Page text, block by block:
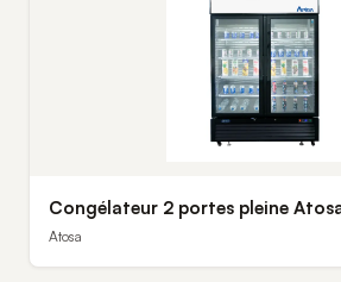
Congélateur 2 portes pleine
Atosa